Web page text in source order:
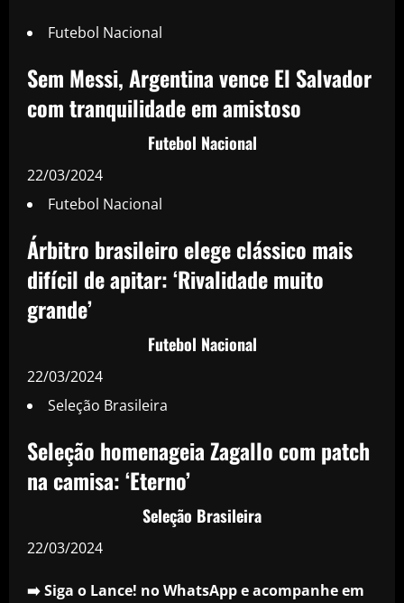
Futebol Nacional
Sem Messi, Argentina vence El Salvador
com tranquilidade em amistoso
Futebol Nacional
22/03/2024
Futebol Nacional
Árbitro brasileiro elege clássico mais
difícil de apitar: ‘Rivalidade muito
grande’
Futebol Nacional
22/03/2024
Seleção Brasileira
Seleção homenageia Zagallo com patch
na camisa: ‘Eterno’
Seleção Brasileira
22/03/2024
➡️ Siga o Lance! no WhatsApp e acompanhe em